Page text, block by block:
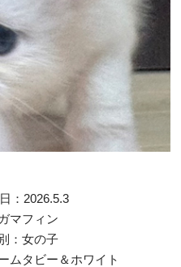
：2026.5.3
マフィン
：女の子
ムタビー＆ホワイト